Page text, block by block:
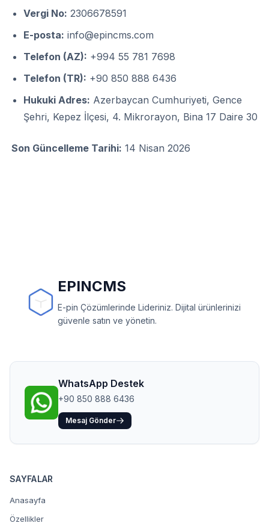
Vergi No: 2306678591
E-posta: info@epincms.com
Telefon (AZ): +994 55 781 7698
Telefon (TR): +90 850 888 6436
Hukuki Adres: Azerbaycan Cumhuriyeti, Gence
Şehri, Kepez İlçesi, 4. Mikrorayon, Bina 17 Daire 30
Son Güncelleme Tarihi: 14 Nisan 2026
EPINCMS
E-pin Çözümlerinde Lideriniz. Dijital ürünlerinizi
güvenle satın ve yönetin.
WhatsApp Destek
+90 850 888 6436
Mesaj Gönder
SAYFALAR
Anasayfa
Özellikler